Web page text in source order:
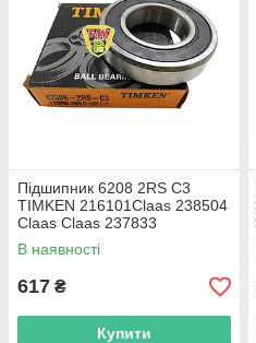
Підшипник 6208 2RS C3
TIMKEN 216101Claas 238504
Claas Claas 237833
В наявності
617 ₴
Купити